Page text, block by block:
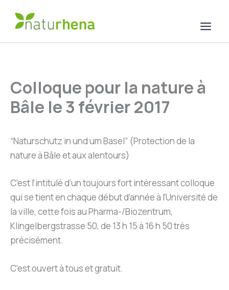
Colloque pour la nature à
Bâle le 3 février 2017
“Naturschutz in und um Basel” (Protection de la
nature à Bâle et aux alentours)
C’est l’intitulé d’un toujours fort intéressant colloque
qui se tient en chaque début d’année à l’Université de
la ville, cette fois au Pharma-/Biozentrum,
Klingelbergstrasse 50, de 13 h 15 à 16 h 50 très
précisément.
C’est ouvert à tous et gratuit.